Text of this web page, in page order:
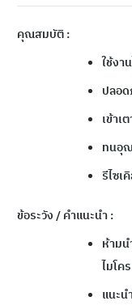
คุณสมบัติ :
ใช้งา
ปลอ
เข้าเ
ทนอุ
รีไซเ
ข้อระวัง / คำแนะนำ:
ห้าม
ไมโค
แนะน